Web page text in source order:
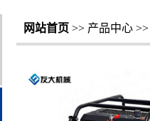
网站首页 >> 产品中心